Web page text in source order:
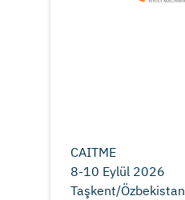
CAITME
8-10 Eylül 2026
Taşkent/Özbekistan